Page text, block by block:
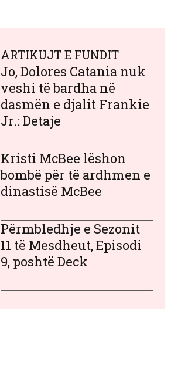
ARTIKUJT E FUNDIT
Jo, Dolores Catania nuk
veshi të bardha në
dasmën e djalit Frankie
Jr.: Detaje
Kristi McBee lëshon
bombë për të ardhmen e
dinastisë McBee
Përmbledhje e Sezonit
11 të Mesdheut, Episodi
9, poshtë Deck